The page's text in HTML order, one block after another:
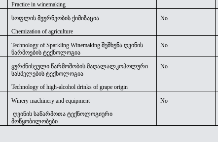
Practice in winemaking
სოფლის მეურნეობის ქიმიზაცია
Chemization of agriculture
No
Technology of Sparkling Winemaking შუშხუნა ღვინის
წარმოების ტექნოლოგია
No
ყურძნისეული წარმოშობის მაღალალკოჰოლური
სასმელების ტექნოლოგია
Technology of high-alcohol drinks of grape origin
No
Winery machinery and equipment
ღვინის საწარმოთა ტექნოლოგიური
მოწყობილობები
No